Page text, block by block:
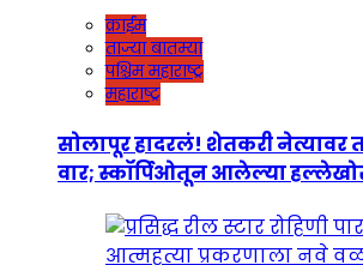
क्राईम
ताज्या बातम्या
पश्चिम महाराष्ट्र
महाराष्ट्र
सोलापूर हादरलं! शेतकरी नेत्यावर
वार; स्कॉर्पिओतून आलेल्या